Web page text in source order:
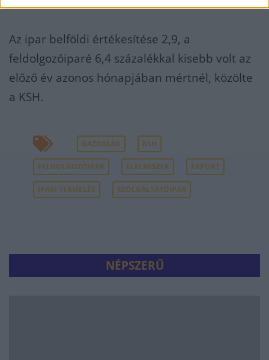
Az ipar belföldi értékesítése 2,9, a
feldolgozóiparé 6,4 százalékkal kisebb volt az
előző év azonos hónapjában mértnél, közölte
a KSH.
GAZDASÁG KSH
FELDOLGOZÓIPAR ÉLELMISZER EXPORT
IPARI TERMELÉS SZOLGÁLTATÓIPAR
NÉPSZERŰ